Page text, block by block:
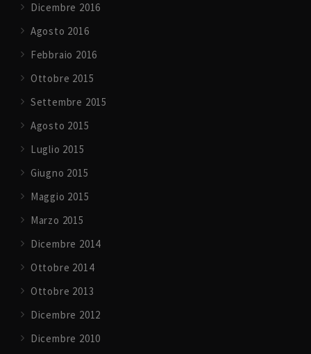
Dicembre 2016
Agosto 2016
Febbraio 2016
Ottobre 2015
Settembre 2015
Agosto 2015
Luglio 2015
Giugno 2015
Maggio 2015
Marzo 2015
Dicembre 2014
Ottobre 2014
Ottobre 2013
Dicembre 2012
Dicembre 2010